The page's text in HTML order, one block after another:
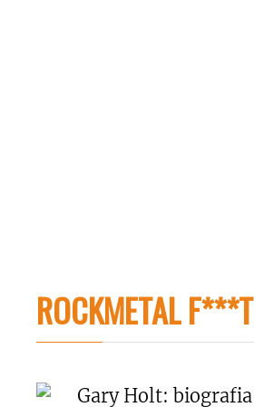
ROCKMETAL F***T